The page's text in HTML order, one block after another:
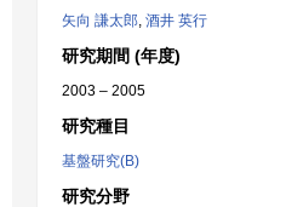
矢向 謙太郎, 酒井 英行
研究期間 (年度)
2003 – 2005
研究種目
基盤研究(B)
研究分野